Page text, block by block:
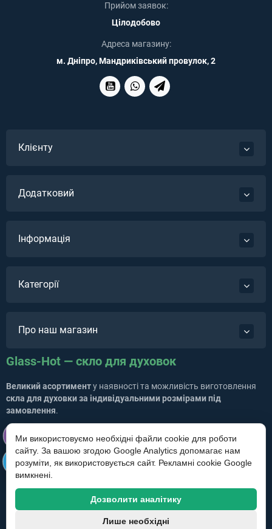
Прийом заявок:
Цілодобово
Адреса магазину:
м. Дніпро, Мандриківський провулок, 2
Клієнту
Додатковий
Інформація
Категорії
Про наш магазин
Glass-Hot — скло для духовок
Великий асортименту наявності та можливість виготовлення
скла для духовки за індивідуальними розмірами під
замовлення.
моделі та виробника
Ремонт / заміна скла дверцят духовок і духових шаф
нашим майстром.
Доставка по всій Україні перевізником Нова пошта.
Професійна консультація перед замовленням.
GLASS-HOT © 2026
Ми використовуємо необхідні файли cookie для роботи
сайту. За вашою згодою Google Analytics допомагає нам
розуміти, як використовується сайт. Рекламні cookie Google
вимкнені.
Дозволити аналітику
Лише необхідні